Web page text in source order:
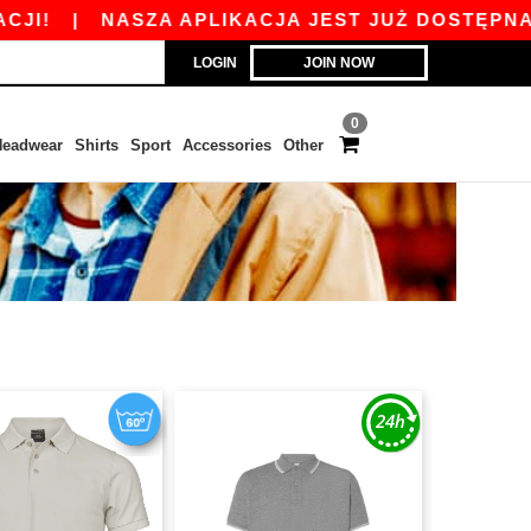
NASZA APLIKACJA JEST JUŻ DOSTĘPNA
LOGIN JOIN NOW
0
Shirts Sport Accessories Other